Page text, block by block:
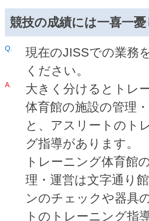
競技の成績には一喜一
現在のJISSでの業務
ください。
大きく分けるとトレ
体育館の施設の管理
と、アスリートのト
グ指導があります。
トレーニング体育館
理・運営は文字通り
ンのチェックや器具
トのトレーニング指